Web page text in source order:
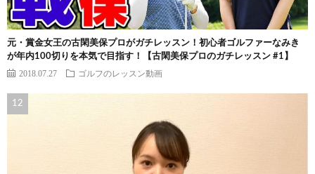
元・賞金女王の古閑美保プロがガチレッスン！初心者ゴルファーなみき
が年内100切りを本気で目指す！【古閑美保プロのガチレッスン #1】
2018.07.27 ゴルフのレッスン動画